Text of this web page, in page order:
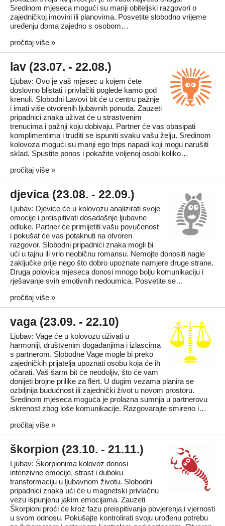
Sredinom mjeseca mogući su manji obiteljski razgovori o
zajedničkoj imovini ili planovima. Posvetite slobodno vrijeme
uređenju doma zajedno s osobom…
pročitaj više »
lav (23.07. - 22.08.)
Ljubav: Ovo je vaš mjesec u kojem ćete
doslovno blistati i privlačiti poglede kamo god
krenuli. Slobodni Lavovi bit će u centru pažnje
i imati više otvorenih ljubavnih ponuda. Zauzeti
pripadnici znaka uživat će u strastvenim
trenucima i pažnji koju dobivaju. Partner će vas obasipati
komplimentima i truditi se ispuniti svaku vašu želju. Sredinom
kolovoza mogući su manji ego trips napadi koji mogu narušiti
sklad. Spustite ponos i pokažite voljenoj osobi koliko…
pročitaj više »
djevica (23.08. - 22.09.)
Ljubav: Djevice će u kolovozu analizirati svoje
emocije i preispitivati dosadašnje ljubavne
odluke. Partner će primijetiti vašu povučenost
i pokušat će vas potaknuti na otvoren
razgovor. Slobodni pripadnici znaka mogli bi
ući u tajnu ili vrlo neobičnu romansu. Nemojte donositi nagle
zaključke prije nego što dobro upoznate namjere druge strane.
Druga polovica mjeseca donosi mnogo bolju komunikaciju i
rješavanje svih emotivnih nedoumica. Posvetite se…
pročitaj više »
vaga (23.09. - 22.10)
Ljubav: Vage će u kolovozu uživati u
harmoniji, društvenim događanjima i izlascima
s partnerom. Slobodne Vage mogle bi preko
zajedničkih prijatelja upoznati osobu koja će ih
očarati. Vaš šarm bit će neodoljiv, što će vam
donijeti brojne prilike za flert. U dugim vezama planira se
ozbiljnija budućnost ili zajednički život u novom prostoru.
Sredinom mjeseca moguća je prolazna sumnja u partnerovu
iskrenost zbog loše komunikacije. Razgovarajte smireno i…
pročitaj više »
škorpion (23.10. - 21.11.)
Ljubav: Škorpionima kolovoz donosi
intenzivne emocije, strast i duboku
transformaciju u ljubavnom životu. Slobodni
pripadnici znaka ući će u magnetski privlačnu
vezu ispunjenu jakim emocijama. Zauzeti
Škorpioni proći će kroz fazu preispitivanja povjerenja i vjernosti
u svom odnosu. Pokušajte kontrolirati svoju urođenu potrebu